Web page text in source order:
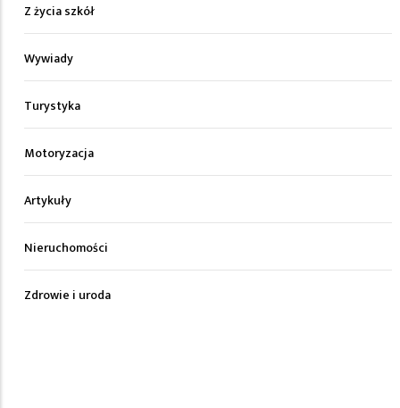
Z życia szkół
Wywiady
Turystyka
Motoryzacja
Artykuły
Nieruchomości
Zdrowie i uroda